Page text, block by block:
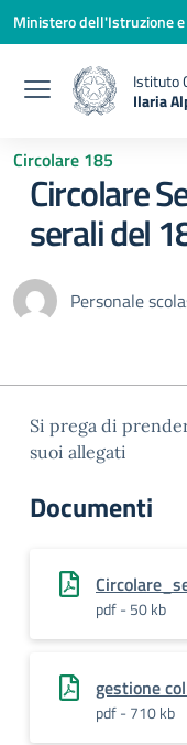
Vai ai contenuti
Vai al menu di
Vai al footer
Ministero dell'Istruzione
Istituto
Ilaria
Circolare 185
Circolare
serali del
Personale
Si prega di
suoi allegati
Documenti
pdf - 50 kb
gestione
pdf - 710 kb